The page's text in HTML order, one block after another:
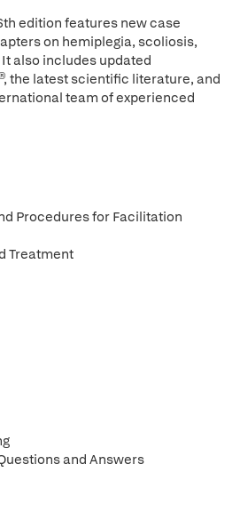
edition features new case
on hemiplegia, scoliosis,
also includes updated
the latest scientific literature, and
team of experienced
Procedures for Facilitation
Treatment
and Answers